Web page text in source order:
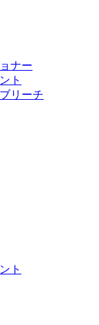
ナー
ト
リーチ
ト